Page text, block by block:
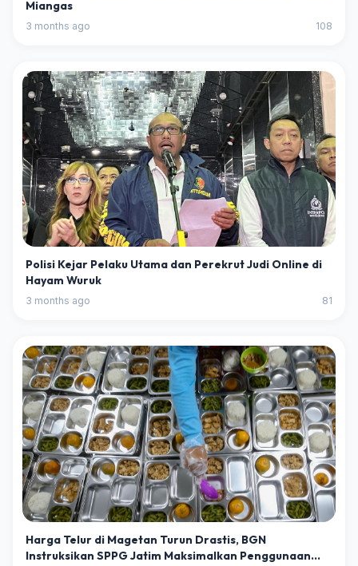
Miangas
3 months ago 108
Polisi Kejar Pelaku Utama dan Perekrut Judi Online di
Hayam Wuruk
3 months ago 81
Harga Telur di Magetan Turun Drastis, BGN
Instruksikan SPPG Jatim Maksimalkan Penggunaan